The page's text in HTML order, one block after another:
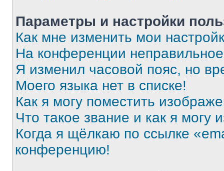
Параметры и настройки
Как мне изменить мои
На конференции
Я изменил часовой пояс, но
Моего языка нет в списке!
Как я могу поместить
Что такое звание и как я могу
Когда я щёлкаю по ссылке
конференцию!